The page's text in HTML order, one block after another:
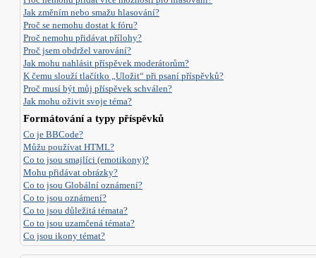
Jak změním nebo smažu hlasování?
Proč se nemohu dostat k fóru?
Proč nemohu přidávat přílohy?
Proč jsem obdržel varování?
Jak mohu nahlásit příspěvek moderátorům?
K čemu slouží tlačítko „Uložit“ při psaní příspěvků?
Proč musí být můj příspěvek schválen?
Jak mohu oživit svoje téma?
Formátování a typy příspěvků
Co je BBCode?
Můžu používat HTML?
Co to jsou smajlíci (emotikony)?
Mohu přidávat obrázky?
Co to jsou Globální oznámení?
Co to jsou oznámení?
Co to jsou důležitá témata?
Co to jsou uzamčená témata?
Co jsou ikony témat?